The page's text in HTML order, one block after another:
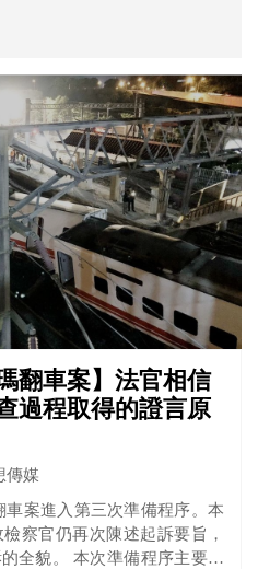
翻車案】法官相信
過程取得的證言原
傳媒
車案進入第三次準備程序。本
察官仍再次陳述起訴要旨，
程序主要在